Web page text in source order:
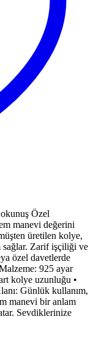
Özel
manevi değerini
üretilen kolye,
sağlar. Zarif işçiliği ve
özel davetlerde
925 ayar
kolye uzunluğu •
Günlük kullanım,
manevi bir anlam
Sevdiklerinize